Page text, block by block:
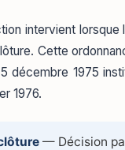
intervient
Cette
décembre 1975
1976.
— Décision